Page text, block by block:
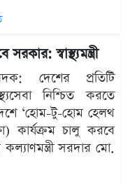
স্বাস্থ্যমন্ত্রী
দেশের প্রতিটি
নিশ্চিত করতে
‘হোম-টু-হোম হেলথ
কার্যক্রম চালু করবে
কল্যাণমন্ত্রী সরদার মো.